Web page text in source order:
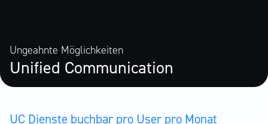
Ungeahnte Möglichkeiten
Unified Communication
UC Dienste buchbar pro User pro Monat